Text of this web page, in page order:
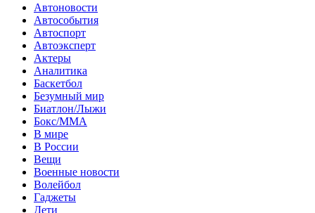
Автоновости
Автособытия
Автоспорт
Автоэксперт
Актеры
Аналитика
Баскетбол
Безумный мир
Биатлон/Лыжи
Бокс/MMA
В мире
В России
Вещи
Военные новости
Волейбол
Гаджеты
Дети